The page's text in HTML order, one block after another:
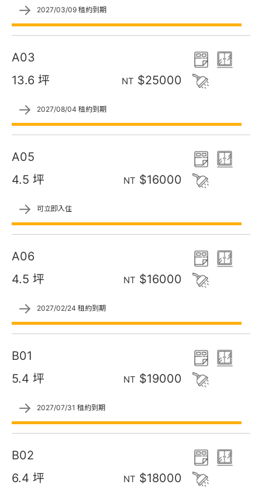
→ 2027/03/09 租約到期
A03
13.6 坪
NT $25000
→ 2027/08/04 租約到期
A05
4.5 坪
NT $16000
→ 可立即入住
A06
4.5 坪
NT $16000
→ 2027/02/24 租約到期
B01
5.4 坪
NT $19000
→ 2027/07/31 租約到期
B02
6.4 坪
NT $18000